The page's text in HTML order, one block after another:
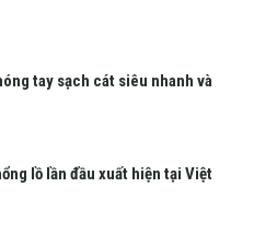
tay sạch cát siêu nhanh và
lồ lần đầu xuất hiện tại Việt